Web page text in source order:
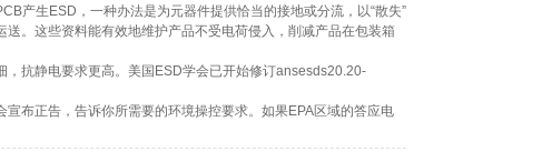
产生ESD，一种办法是为元器件提供恰当的接地或分流，以“散失”
。这些资料能有效地维护产品不受电荷侵入，削减产品在包装箱
抗静电要求更高。美国ESD学会已开始修订ansesds20.20-
布正告，告诉你所需要的环境操控要求。如果EPA区域的答应电